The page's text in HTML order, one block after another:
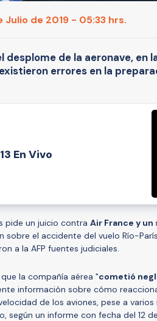
Julio de 2019 - 05:33 hrs.
desplome de la aeronave, en
errores en la
En Vivo
pide un juicio contra Air France y
sobre el accidente del vuelo Río-
a la AFP fuentes judiciales.
la compañía aérea "cometió
información sobre cómo
de los aviones, pese a
según un informe con fecha del 12